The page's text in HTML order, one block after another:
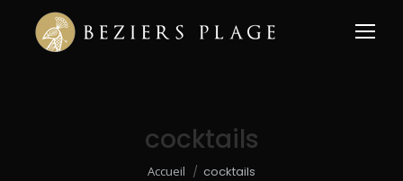
cocktails
Vous êtes ici :
Accueil cocktails